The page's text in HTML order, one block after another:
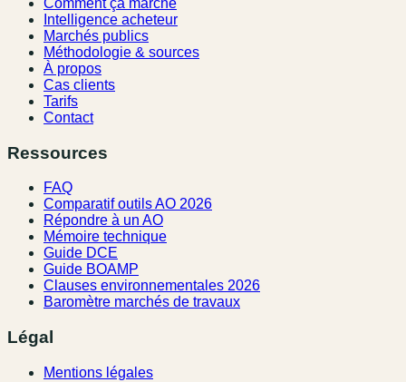
Comment ça marche
Intelligence acheteur
Marchés publics
Méthodologie & sources
À propos
Cas clients
Tarifs
Contact
Ressources
FAQ
Comparatif outils AO 2026
Répondre à un AO
Mémoire technique
Guide DCE
Guide BOAMP
Clauses environnementales 2026
Baromètre marchés de travaux
Légal
Mentions légales